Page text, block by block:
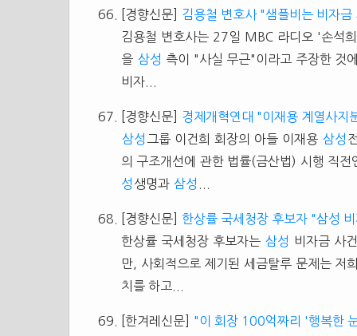
[경향신문]
김용철 변호사 "샘플비는 비자
김용철 변호사는 27일 MBC 라디오 '손석
을 삼성 측이 "사실 무근"이라고 주장한 것
비자...
[경향신문]
경제개혁연대 "이재용 계열사지
삼성 그룹 이건희 회장의 아들 이재용 삼성
의 구조개선에 관한 법률(금산법) 시행 직
성 생명과 삼성
[경향신문] 한상률 국세청장 후보자 "삼성
한상률 국세청장 후보자는 삼성
비자금 사
만, 사회적으로 제기된 세금탈루 문제는 저
치를 하고...
[한겨레신문]
"이 회장 100억짜리 '행복한